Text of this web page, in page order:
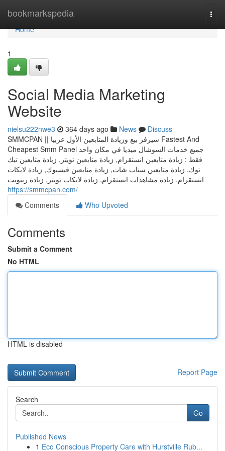
bookmarkspedia
Home
Home
1
Social Media Marketing
Website
nielsu222nwe3 364 days ago News
Discuss
SMMCPAN || سيرفر بيع وزيادة المتابعين الأول عربيا Fastest And
Cheapest Smm Panel جميع خدمات السوشال ميديا في مكان واحد
فقط : زيادة متابعين انستقرام, زيادة متابعين تويتر, زيادة متابعين تيك
توك, زيادة متابعين سناب شات, زيادة متابعين فيسبوك, زيادة لايكات
انستقرام, زيادة مشاهدات انستقرام, زيادة لايكات تويتر, زيادة ريتويت
https://smmcpan.com/
Comments
Who Upvoted
Comments
Submit a Comment
No HTML
HTML is disabled
Report Page
Search
Go
Published News
1 Eco Conscious Property Care with Hurstville Rub...